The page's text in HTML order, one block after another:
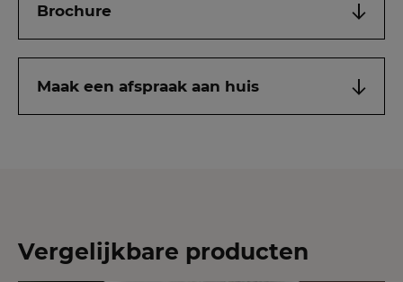
Brochure
Maak een afspraak aan huis
Vergelijkbare producten